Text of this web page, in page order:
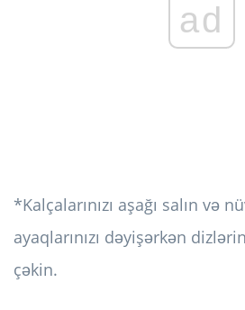
ad
*Kalçalarınızı aşağı salın və
ayaqlarınızı dəyişərkən
çəkin.